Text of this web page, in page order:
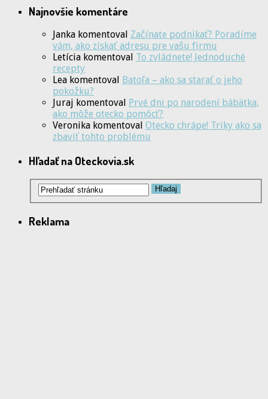
Najnovšie komentáre
Janka komentoval Začínate podnikať? Poradíme
vám, ako získať adresu pre vašu firmu
Letícia komentoval To zvládnete! Jednoduché
recepty
Lea komentoval
Batoľa – ako sa starať o jeho
pokožku?
Juraj komentoval
Prvé dni po narodení bábätka,
ako môže otecko pomôcť?
Veronika komentoval Otecko chrápe! Triky ako sa
zbaviť tohto problému
Hľadať na Oteckovia.sk
Reklama